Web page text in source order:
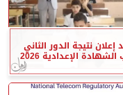
إعلان نتيجة الدور الثاني
الإعدادية 2026